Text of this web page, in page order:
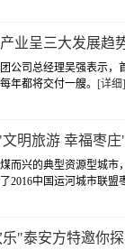
业呈三大发展趋
公司总经理吴强表示，
年都将交付一艘。 [详细]
明旅游 幸福枣
而兴的典型资源型城市
2016中国运河城市联盟
多渠道加强市场宣传营
"泰安方特邀你